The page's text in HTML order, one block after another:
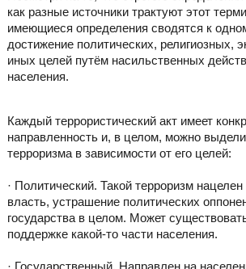
как разные источники трактуют этот
имеющиеся определения сводятся к
достижение политических, религиозных,
иных целей путём насильственных
населения.
Каждый террористический акт имеет
направленность и, в целом, можно
терроризма в зависимости от его целей:
· Политический. Такой терроризм
власть, устрашение политических
государства в целом. Может
поддержке какой-то части населения.
· Государственный. Направлен на